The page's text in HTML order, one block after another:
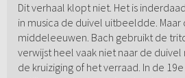
Dit verhaal klopt niet. Het is
in musica de duivel uitbeeldde. Maar
middeleeuwen. Bach gebruikt de
verwijst heel vaak niet naar de
de kruiziging of het verraad. In de